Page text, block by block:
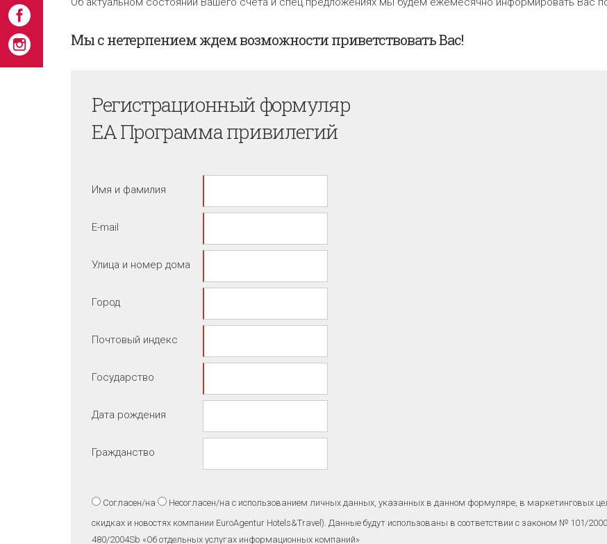
Мы с нетерпением ждем возможности приветствовать Вас!
Регистрационный формуляр
EA Программа привилегий
Имя и фамилия
E-mail
Улица и номер дома
Город
Почтовый индекс
Государство
Дата рождения
Гражданство
Согласен/на Несогласен/на с использованием личных данных, указанных в данном формуляре, в маркетинговых
скидках и новостях компании EuroAgentur Hotels&Travel). Данные будут использованы в соответствии с законом № 101/
480/2004Sb «Об отдельных услугах информационных компаний»